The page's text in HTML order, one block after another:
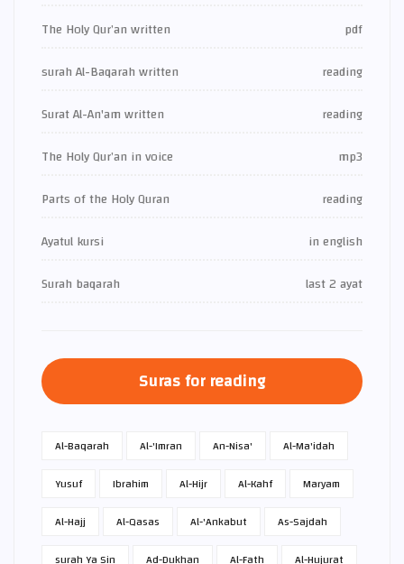
The Holy Qur’an written
pdf
surah Al-Baqarah written
reading
Surat Al-An'am written
reading
The Holy Qur’an in voice
mp3
Parts of the Holy Quran
reading
Ayatul kursi
in english
Surah baqarah
last 2 ayat
Suras for reading
Al-Baqarah Al-'Imran An-Nisa'
Al-Ma'idah
Yusuf
Ibrahim Al-Hijr Al-Kahf
Maryam
Al-Hajj
Al-Qasas Al-'Ankabut
As-Sajdah
surah Ya Sin
Ad-Dukhan Al-Fath
Al-Hujurat